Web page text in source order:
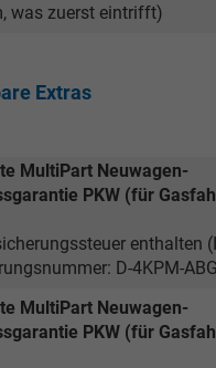
was zuerst eintrifft)
Extras
MultiPart Neuwagen-
PKW (für
enthalten
D-4KPM-
MultiPart Neuwagen-
PKW (für